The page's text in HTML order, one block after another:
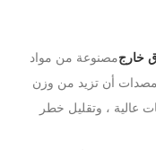
خارجمصنوعة من مواد
أن تزيد من وزن
عالية ، وتقليل خطر